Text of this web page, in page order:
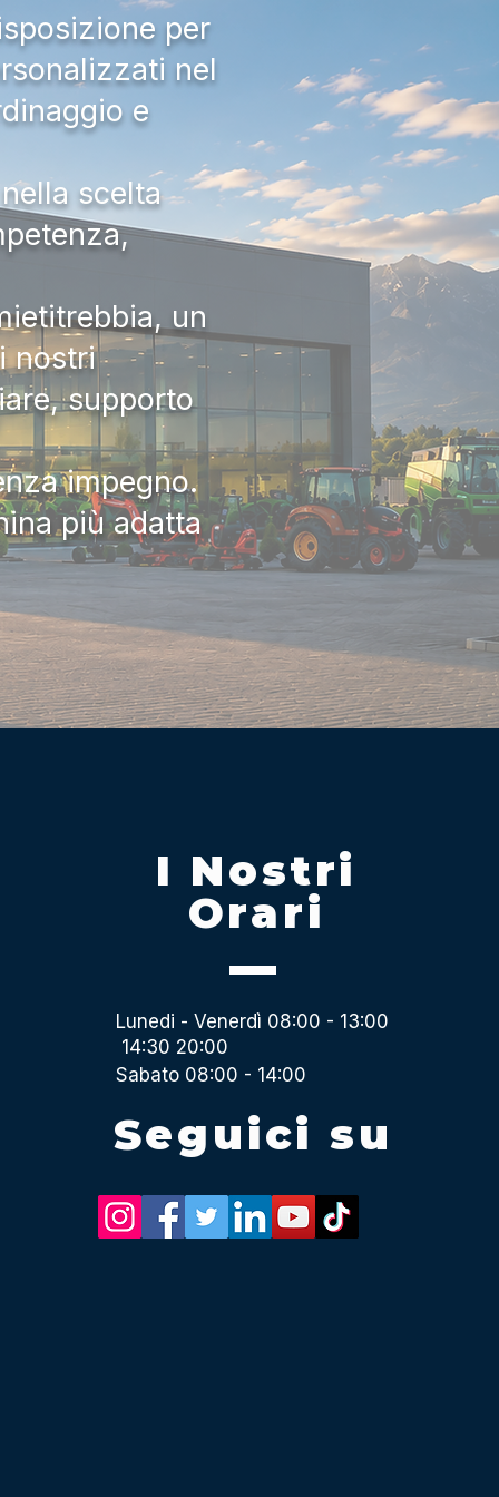
per
nel
e
scelta
un
nostri
supporto
impegno.
più adatta
I Nostri
Orari
Lunedi - Venerdì 08:00 - 13:00
14:30 20:00
Sabato 08:00 - 14:00
Seguici su